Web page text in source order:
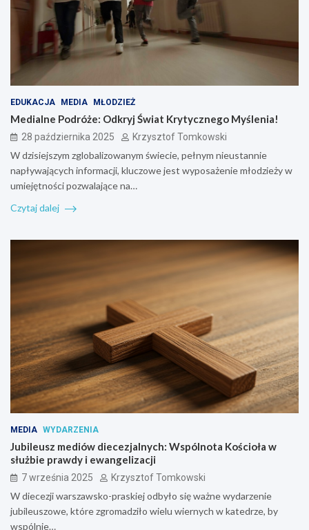
EDUKACJA MEDIA MŁODZIEŻ
Medialne Podróże: Odkryj Świat Krytycznego Myślenia!
28 października 2025 Krzysztof Tomkowski
W dzisiejszym zglobalizowanym świecie, pełnym nieustannie
napływających informacji, kluczowe jest wyposażenie młodzieży w
umiejętności pozwalające na…
Czytaj dalej
MEDIA WYDARZENIA
Jubileusz mediów diecezjalnych: Wspólnota Kościoła w
służbie prawdy i ewangelizacji
7 września 2025 Krzysztof Tomkowski
W diecezji warszawsko-praskiej odbyło się ważne wydarzenie
jubileuszowe, które zgromadziło wielu wiernych w katedrze, by
wspólnie…